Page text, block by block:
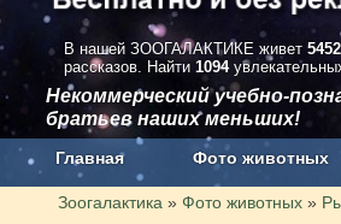
В нашей ЗООГАЛАКТИКЕ живет 5452
рассказов. Найти 1094
Некоммерческий учебно-
братьев наших меньших!
Главная Фото животных
Наши приложения. Бесплатно и
Зоогалактика » Фото животных »